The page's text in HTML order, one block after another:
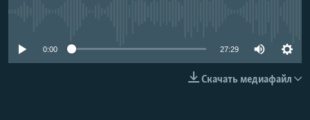
ПОДПИШИТЕСЬ НА РАССЫЛКУ
0:00 27:29
Скачать медиафайл